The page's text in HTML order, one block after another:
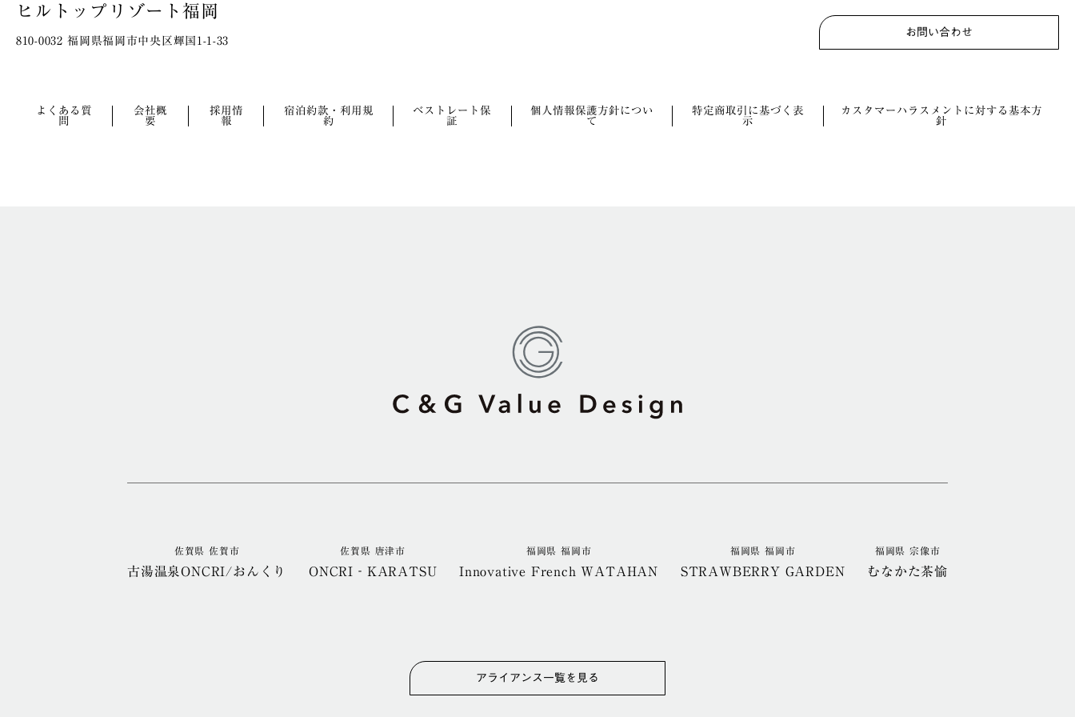
ヒルトップリゾート福岡
810-0032 福岡県福岡市中央区輝国1-1-33
お問い合わせ
よくある質
問
会社概
要
採用情
報
宿泊約款・利用規
約
ベストレート保
証
個人情報保護方針につい
て
特定商取引に基づく表
示
カスタマーハラスメントに対する基本方
針
佐賀県 佐賀市
古湯温泉ONCRI/おんくり
佐賀県 唐津市
ONCRI‐KARATSU
福岡県 福岡市
Innovative French WATAHAN
福岡県 福岡市
STRAWBERRY GARDEN
福岡県 宗像市
むなかた茶愉
アライアンス一覧を見る